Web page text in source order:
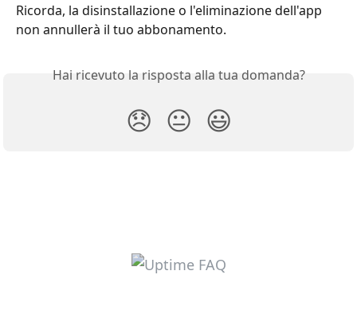
Ricorda, la disinstallazione o l'eliminazione dell'app
non annullerà il tuo abbonamento.
Hai ricevuto la risposta alla tua domanda?
😞 😐 😃